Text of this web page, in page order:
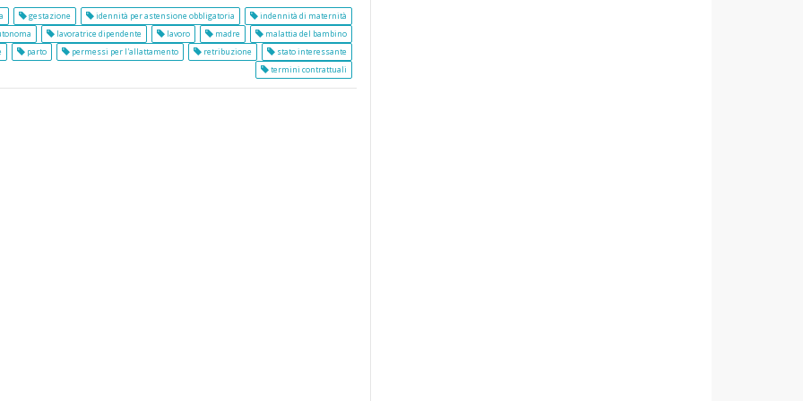
gestazione idennità per astensione obbligatoria
indennità di maternità
lavoratrice dipendente lavoro madre
malattia del bambino
parto permessi per l'allattamento retribuzione
stato interessante
termini contrattuali